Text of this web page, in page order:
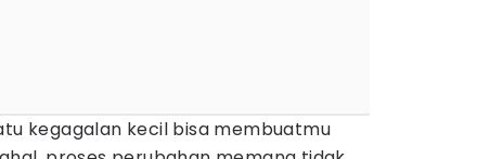
kegagalan kecil bisa membuatmu